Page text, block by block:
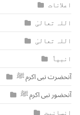
اعلانات
اللہ تعالیٰ
اللہ تعالیٰ
انبیاٗ
آنحضرت نبی اکرم ﷺ
آنحضور نبی اکرم ﷺ
انسانیت